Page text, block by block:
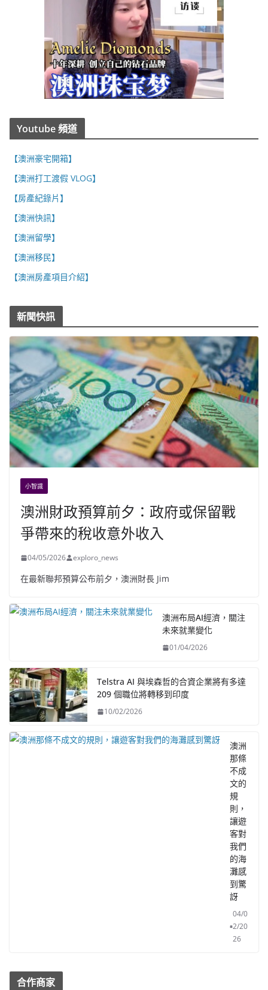
Youtube 頻道
【澳洲豪宅開箱】
【澳洲打工渡假 VLOG】
【房產紀錄片】
【澳洲快訊】
【澳洲留學】
【澳洲移民】
【澳洲房產項目介紹】
新聞快訊
小智識
澳洲財政預算前夕：政府或保留戰
爭帶來的稅收意外收入
04/05/2026 exploro_news
在最新聯邦預算公布前夕，澳洲財長 Jim
澳洲布局AI經濟，關注
未來就業變化
01/04/2026
Telstra AI 與埃森哲的合資企業將有多達
209 個職位將轉移到印度
10/02/2026
澳洲
那條
不成
文的
規
則，
讓遊
客對
我們
的海
灘感
到驚
訝
04/0
2/20
26
合作商家